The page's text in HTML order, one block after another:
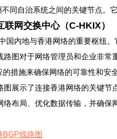
同自治系统之间的关键节点。
联网交换中心（C-HKIX）
国内地与香港网络的重要枢纽
路图对于网络管理员和企业非
措施来确保网络的可靠性和安全
图展示了连接香港网络的关键
络布局、优化数据传输，并确保
BGP线路图